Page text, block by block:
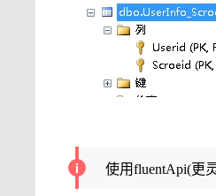
使用fluentApi(更